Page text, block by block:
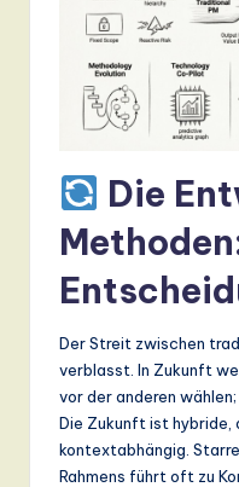
d
D
ig
it
Die
Der Streit zwischen
verblasst. In Zukunft
vor der anderen
Die Zukunft ist hybride,
kontextabhängig.
Rahmens führt oft zu